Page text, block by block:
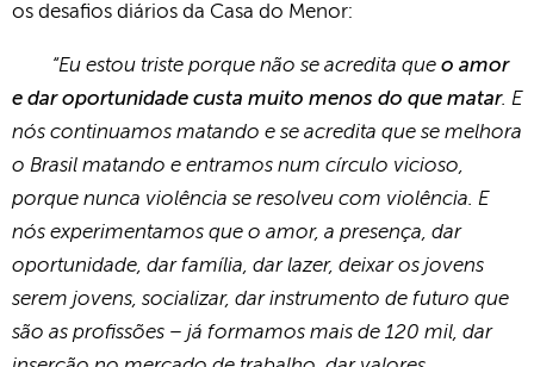
os desafios diários da Casa do Menor:
“Eu estou triste porque não se acredita queo amor
e dar oportunidade custa muito menos do que matar. E
nós continuamos matando e se acredita que se melhora
o Brasil matando e entramos num círculo vicioso,
porque nunca violência se resolveu com violência. E
nós experimentamos que o amor, a presença, dar
oportunidade, dar família, dar lazer, deixar os jovens
serem jovens, socializar, dar instrumento de futuro que
são as profissões – já formamos mais de 120 mil, dar